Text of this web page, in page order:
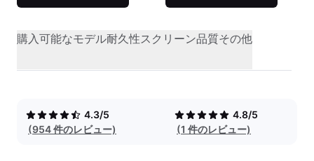
購入可能なモデル耐久性スクリーン品質その他
4.3/5
(954 件のレビュー)
4.8/5
(1 件のレビュー)